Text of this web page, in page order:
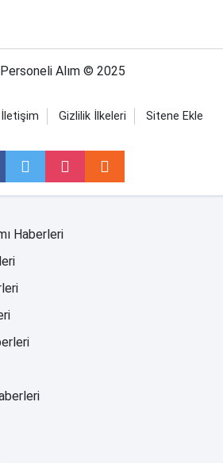
Alım © 2025
İletişim Gizlilik İlkeleri Sitene Ekle
Haberleri